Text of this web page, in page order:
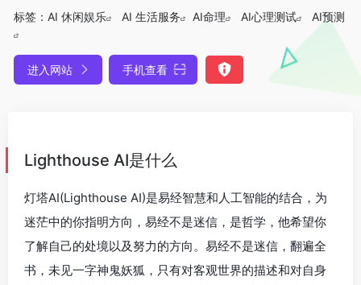
标签： AI 休闲娱乐 AI 生活服务 AI命理 AI心理测试 AI预测
进入网站 手机查看
Lighthouse AI是什么
灯塔AI(Lighthouse AI)是易经智慧和人工智能的结合，为
迷茫中的你指明方向，易经不是迷信，是哲学，他希望你
了解自己的处境以及努力的方向。易经不是迷信，翻遍全
书，未见一字神鬼妖狐，只有对客观世界的描述和对自身